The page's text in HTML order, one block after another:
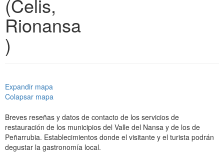
(Celis,
Rionansa
)
Expandir mapa
Colapsar mapa
Breves reseñas y datos de contacto de los servicios de
restauración de los municipios del Valle del Nansa y de los de
Peñarrubia. Establecimientos donde el visitante y el turista podrán
degustar la gastronomía local.